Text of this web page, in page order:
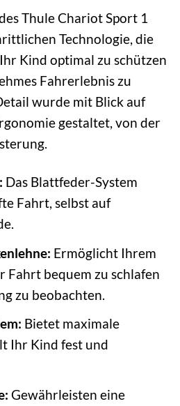
Thule Chariot Sport 1
Technologie, die
Kind optimal zu schützen
Fahrerlebnis zu
wurde mit Blick auf
gestaltet, von der
Das Blattfeder-System
Fahrt, selbst auf
Ermöglicht Ihrem
Fahrt bequem zu schlafen
zu beobachten.
Bietet maximale
Ihr Kind fest und
Gewährleisten eine